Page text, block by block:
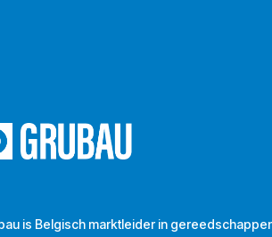
is Belgisch marktleider in